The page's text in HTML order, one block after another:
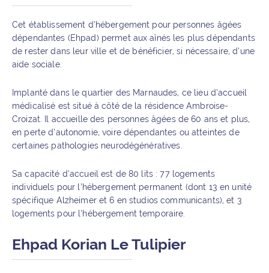
Cet établissement d’hébergement pour personnes âgées
dépendantes (Ehpad) permet aux aînés les plus dépendants
de rester dans leur ville et de bénéficier, si nécessaire, d’une
aide sociale.
Implanté dans le quartier des Marnaudes, ce lieu d’accueil
médicalisé est situé à côté de la résidence Ambroise-
Croizat. Il accueille des personnes âgées de 60 ans et plus,
en perte d’autonomie, voire dépendantes ou atteintes de
certaines pathologies neurodégénératives.
Sa capacité d’accueil est de 80 lits : 77 logements
individuels pour l’hébergement permanent (dont 13 en unité
spécifique Alzheimer et 6 en studios communicants), et 3
logements pour l’hébergement temporaire.
Ehpad Korian Le Tulipier